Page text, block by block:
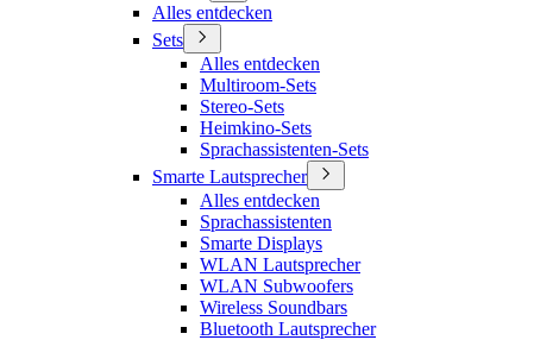
Alles entdecken
Sets
Alles entdecken
Multiroom-Sets
Stereo-Sets
Heimkino-Sets
Sprachassistenten-Sets
Smarte Lautsprecher
Alles entdecken
Sprachassistenten
Smarte Displays
WLAN Lautsprecher
WLAN Subwoofers
Wireless Soundbars
Bluetooth Lautsprecher